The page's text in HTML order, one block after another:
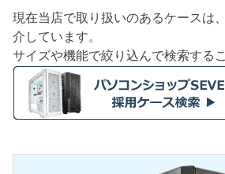
現在当店で取り扱いのあるケースは
介しています。
サイズや機能で絞り込んで検索する